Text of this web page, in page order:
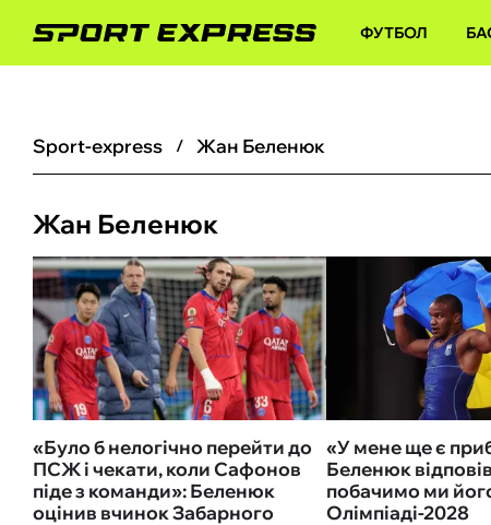
ФУТБОЛ
sport-express Жан Беленюк
Жан Беленюк
«Було б нелогічно перейти до
ПСЖ і чекати, коли Сафонов
піде з команди»: Беленюк
оцінив вчинок Забарного
«У мене ще є
Беленюк
побачимо ми
Олімпіаді-2028